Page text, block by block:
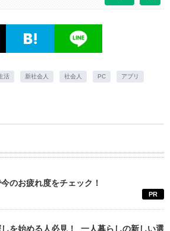
活 新社会人 社会人 PC アプリ
のお疲れ度をチェック！
PR
しを始める人必見！ 一人暮らしの新しい選